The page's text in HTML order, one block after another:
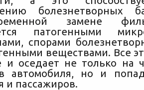
болезнетворных
замене
патогенными
спорами
веществами. Все
и оседает не только на
автомобиля, но и
и пассажиров.